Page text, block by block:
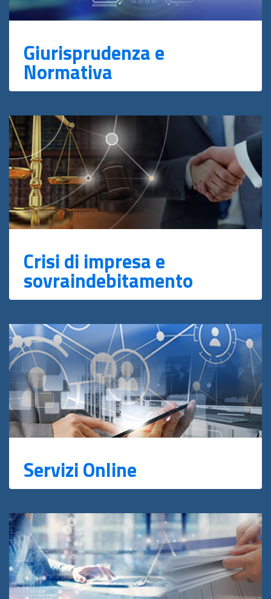
Giurisprudenza e
Normativa
Crisi di impresa e
sovraindebitamento
Servizi Online